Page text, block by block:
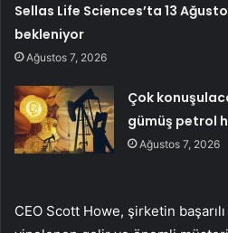
Sellas Life Sciences’ta 13
bekleniyor
Ağustos 7, 2026
Çok
gümüş petrol
Ağustos 7, 2026
CEO Scott Howe, şirketin